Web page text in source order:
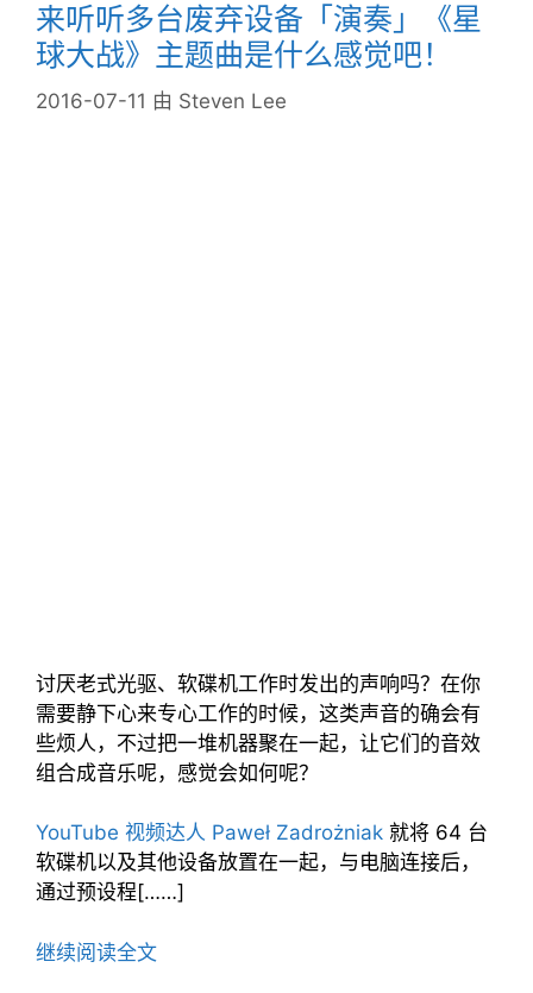
来听听多台废弃设备「演奏」《星
球大战》主题曲是什么感觉吧！
2016-07-11 由 Steven Lee
讨厌老式光驱、软碟机工作时发出的声响吗？在你
需要静下心来专心工作的时候，这类声音的确会有
些烦人，不过把一堆机器聚在一起，让它们的音效
组合成音乐呢，感觉会如何呢？
YouTube 视频达人 Paweł Zadrożniak 就将 64 台
软碟机以及其他设备放置在一起，与电脑连接后，
通过预设程[……]
继续阅读全文